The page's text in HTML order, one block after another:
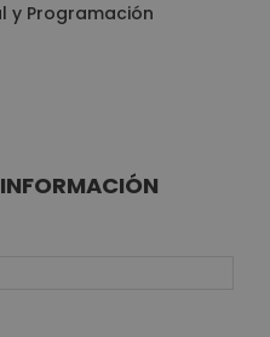
y Programación